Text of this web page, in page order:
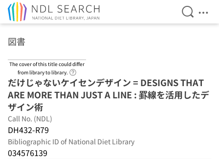
Open
図書
The cover of this title could differ
from library to library.
だけじゃないケイセンデザイン = DESIGNS THAT
ARE MORE THAN JUST A LINE : 罫線を活用したデ
ザイン術
Call No. (NDL)
DH432-R79
Bibliographic ID of National Diet Library
034576139